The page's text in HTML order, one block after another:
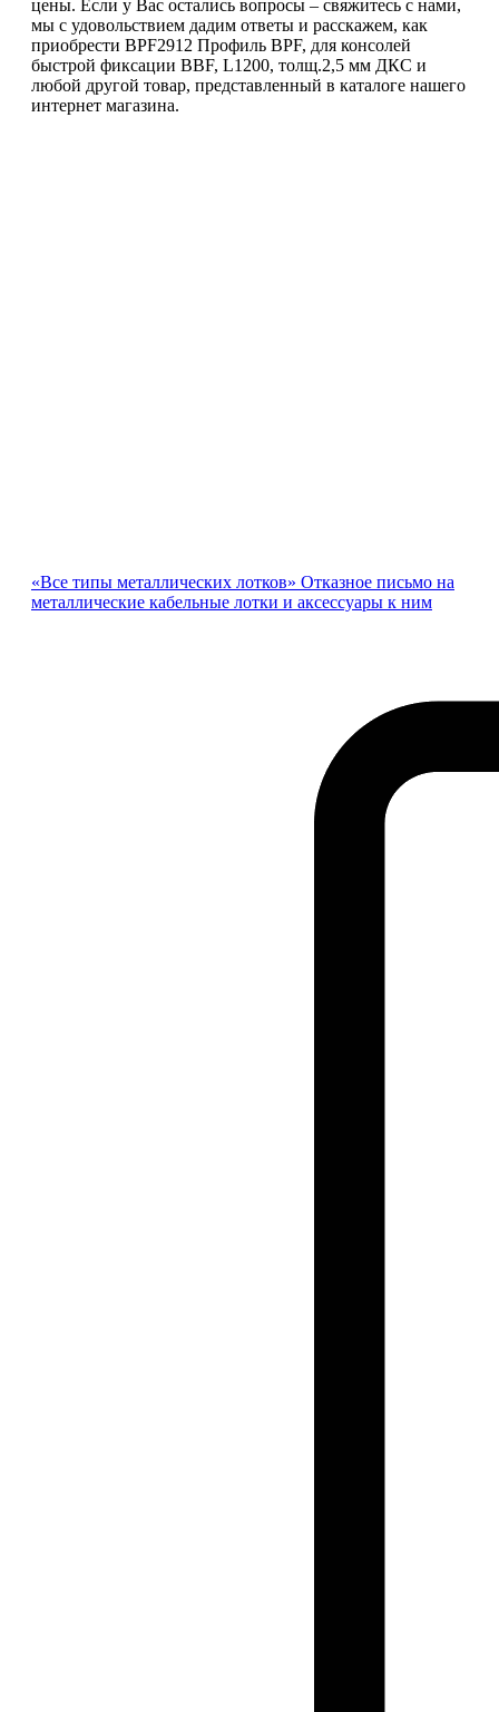
цены. Если у Вас остались вопросы – свяжитесь с нами,
мы с удовольствием дадим ответы и расскажем, как
приобрести BPF2912 Профиль BPF, для консолей
быстрой фиксации BBF, L1200, толщ.2,5 мм ДКС и
любой другой товар, представленный в каталоге нашего
интернет магазина.
«Все типы металлических лотков» Отказное письмо на
металлические кабельные лотки и аксессуары к ним